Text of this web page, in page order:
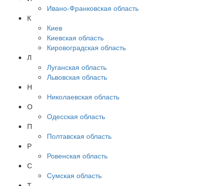
Ивано-Франковская область
К
Киев
Киевская область
Кировоградская область
Л
Луганская область
Львовская область
Н
Николаевская область
О
Одесская область
П
Полтавская область
Р
Ровенская область
С
Сумская область